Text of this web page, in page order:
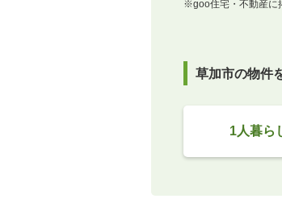
※goo住宅・不動産に
草加市の物件
1人暮ら